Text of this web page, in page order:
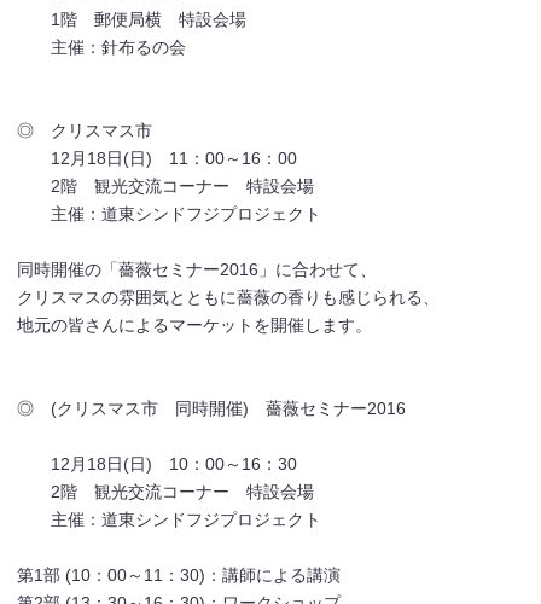
1階 郵便局横 特設会場
主催：針布るの会
◎ クリスマス市
12月18日(日) 11：00～16：00
2階 観光交流コーナー 特設会場
主催：道東シンドフジプロジェクト
同時開催の「薔薇セミナー2016」に合わせて、
クリスマスの雰囲気とともに薔薇の香りも感じられる、
地元の皆さんによるマーケットを開催します。
◎ (クリスマス市 同時開催) 薔薇セミナー2016
12月18日(日) 10：00～16：30
2階 観光交流コーナー 特設会場
主催：道東シンドフジプロジェクト
第1部 (10：00～11：30)：講師による講演